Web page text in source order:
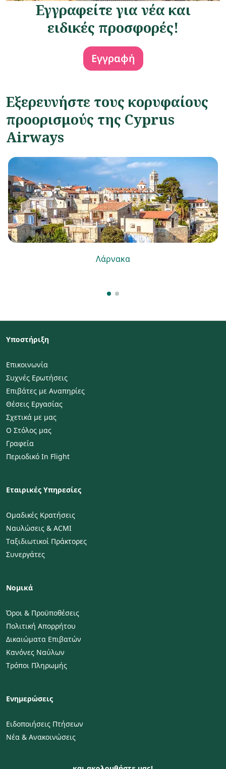
Εγγραφείτε για νέα και
ειδικές προσφορές!
Εγγραφή
Εξερευνήστε τους κορυφαίους
προορισμούς της Cyprus
Airways
Λάρνακα
Υποστήριξη
Επικοινωνία
Συχνές Ερωτήσεις
Επιβάτες με Αναπηρίες
Θέσεις Εργασίας
Σχετικά με μας
Ο Στόλος μας
Γραφεία
Περιοδικό In Flight
Εταιρικές Υπηρεσίες
Ομαδικές Κρατήσεις
Ναυλώσεις & ACMI
Ταξιδιωτικοί Πράκτορες
Συνεργάτες
Νομικά
Όροι & Προϋποθέσεις
Πολιτική Απορρήτου
Δικαιώματα Επιβατών
Κανόνες Ναύλων
Τρόποι Πληρωμής
Ενημερώσεις
Ειδοποιήσεις Πτήσεων
Νέα & Ανακοινώσεις